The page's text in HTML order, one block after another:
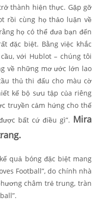
thành hiện thực. Gặp gỡ
rồi cùng họ thảo luận về
họ có thể đưa bạn đến
đặc biệt. Bằng việc khắc
với Hublot – chúng tôi
về những mơ ước lớn lao
thủ thi đấu cho màu cờ
kế bộ sưu tập của riêng
truyền cảm hứng cho thế
bất cứ điều gì”. Mira
quả bóng đặc biệt mang
Football”, do chính nhà
châm trẻ trung, tràn